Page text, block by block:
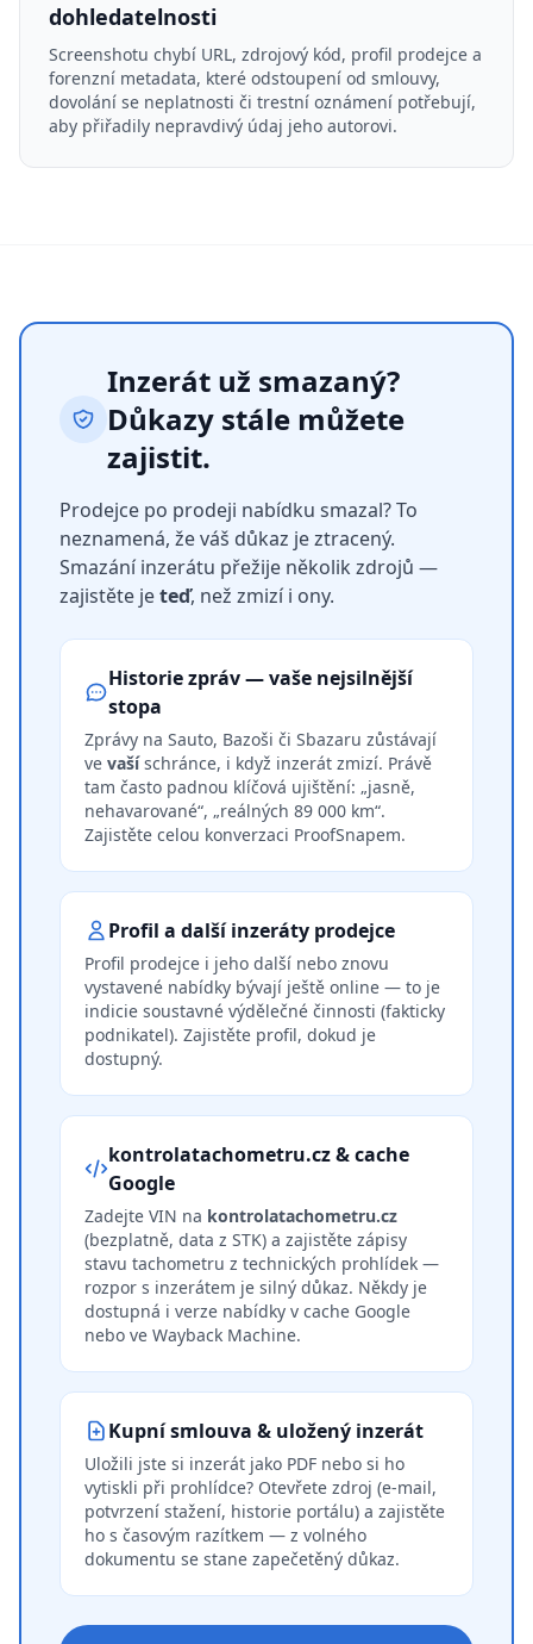
dohledatelnosti
Screenshotu chybí URL, zdrojový kód, profil prodejce a
forenzní metadata, které odstoupení od smlouvy,
dovolání se neplatnosti či trestní oznámení potřebují,
aby přiřadily nepravdivý údaj jeho autorovi.
Inzerát už smazaný?
Důkazy stále můžete
zajistit.
Prodejce po prodeji nabídku smazal? To
neznamená, že váš důkaz je ztracený.
Smazání inzerátu přežije několik zdrojů —
zajistěte jeteď, než zmizí i ony.
Historie zpráv — vaše nejsilnější
stopa
Zprávy na Sauto, Bazoši či Sbazaru zůstávají
ve vašíschránce, i když inzerát zmizí. Právě
tam často padnou klíčová ujištění: „jasně,
nehavarované“, „reálných 89 000 km“.
Zajistěte celou konverzaci ProofSnapem.
Profil a další inzeráty prodejce
Profil prodejce i jeho další nebo znovu
vystavené nabídky bývají ještě online — to je
indicie soustavné výdělečné činnosti (fakticky
podnikatel). Zajistěte profil, dokud je
dostupný.
kontrolatachometru.cz & cache
Google
Zadejte VIN na kontrolatachometru.cz
(bezplatně, data z STK) a zajistěte zápisy
stavu tachometru z technických prohlídek —
rozpor s inzerátem je silný důkaz. Někdy je
dostupná i verze nabídky v cache Google
nebo ve Wayback Machine.
Kupní smlouva & uložený inzerát
Uložili jste si inzerát jako PDF nebo si ho
vytiskli při prohlídce? Otevřete zdroj (e-mail,
potvrzení stažení, historie portálu) a zajistěte
ho s časovým razítkem — z volného
dokumentu se stane zapečetěný důkaz.